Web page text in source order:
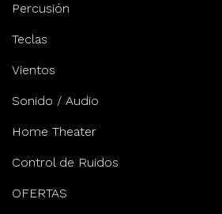
Percusión
Teclas
Vientos
Sonido / Audio
Home Theater
Control de Ruidos
OFERTAS